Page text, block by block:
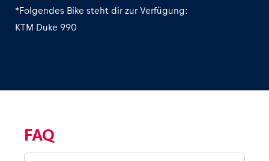
*Folgendes Bike steht dir zur Verfügung:
KTM Duke 990
FAQ